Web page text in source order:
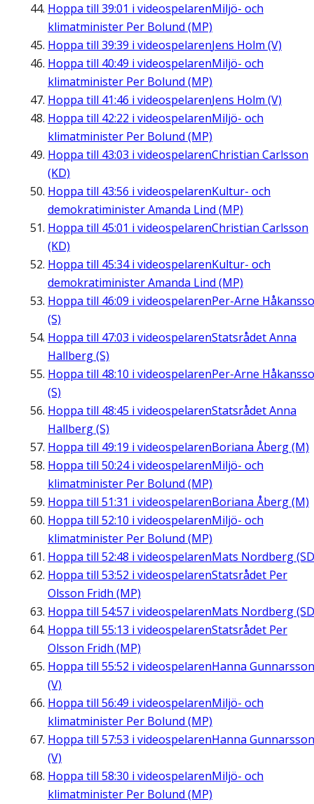
Hoppa till 39:01 i videospelarenMiljö- och
klimatminister Per Bolund (MP)
Hoppa till 39:39 i videospelarenJens Holm (V)
Hoppa till 40:49 i videospelarenMiljö- och
klimatminister Per Bolund (MP)
Hoppa till 41:46 i videospelarenJens Holm (V)
Hoppa till 42:22 i videospelarenMiljö- och
klimatminister Per Bolund (MP)
Hoppa till 43:03 i videospelarenChristian Carlsson
(KD)
Hoppa till 43:56 i videospelarenKultur- och
demokratiminister Amanda Lind (MP)
Hoppa till 45:01 i videospelarenChristian Carlsson
(KD)
Hoppa till 45:34i videospelarenKultur- och
demokratiminister Amanda Lind (MP)
Hoppa till 46:09 i videospelarenPer-Arne
(S)
Hoppa till 47:03 i videospelarenStatsrådet Anna
Hallberg (S)
Hoppa till 48:10 i videospelarenPer-Arne
(S)
Hoppa till 48:45 i videospelarenStatsrådet Anna
Hallberg (S)
Hoppa till 49:19 i videospelarenBoriana Åberg (M)
Hoppa till 50:24i videospelarenMiljö- och
klimatminister Per Bolund (MP)
Hoppa till 51:31 i videospelarenBoriana Åberg (M)
Hoppa till 52:10 i videospelarenMiljö- och
klimatminister Per Bolund (MP)
Hoppa till 52:48 i videospelarenMats Nordberg
Hoppa till 53:52 i videospelarenStatsrådet Per
Olsson Fridh (MP)
Hoppa till 54:57 i videospelarenMats Nordberg
Hoppa till 55:13 i videospelarenStatsrådet Per
Olsson Fridh (MP)
Hoppa till 55:52 i videospelarenHanna Gunnarsson
(V)
Hoppa till 56:49 i videospelarenMiljö- och
klimatminister Per Bolund (MP)
Hoppa till 57:53 i videospelarenHanna Gunnarsson
(V)
Hoppa till 58:30 i videospelarenMiljö- och
klimatminister Per Bolund (MP)